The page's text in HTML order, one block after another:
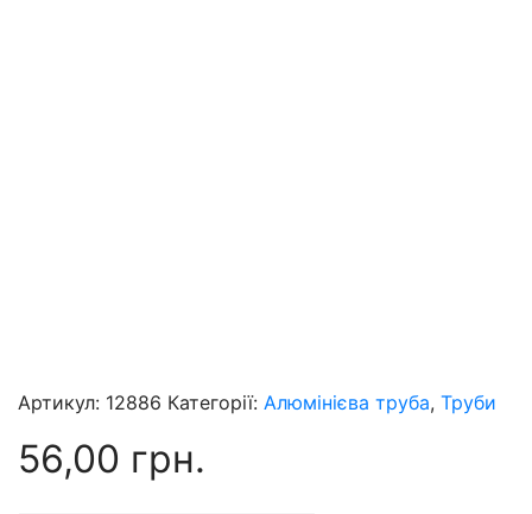
Артикул: 12886 Категорії: Алюмінієва труба, Труби
56,00 грн.